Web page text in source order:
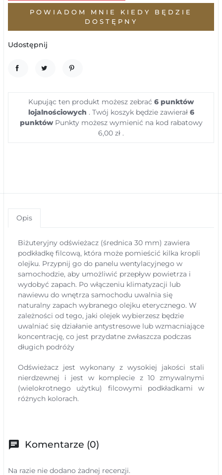
POWIADOM MNIE KIEDY BĘDZIE
DOSTĘPNY
Udostępnij
Kupując ten produkt możesz zebrać 6 punktów
lojalnościowych . Twój koszyk będzie zawierał 6
punktówPunkty możesz wymienić na kod rabatowy
6,00 zł .
Opis
Biżuteryjny odświeżacz (średnica 30 mm) zawiera
podkładkę filcową, która może pomieścić kilka kropli
olejku. Przypnij go do panelu wentylacyjnego w
samochodzie, aby umożliwić przepływ powietrza i
wydobyć zapach. Po włączeniu klimatyzacji lub
nawiewu do wnętrza samochodu uwalnia się
naturalny zapach wybranego olejku eterycznego. W
zależności od tego, jaki olejek wybierzesz będzie
uwalniać się działanie antystresowe lub wzmacniające
koncentrację, co jest przydatne zwłaszcza podczas
długich podróży
Odświeżacz jest wykonany z wysokiej jakości stali
nierdzewnej i jest w komplecie z 10 zmywalnymi
(wielokrotnego użytku) filcowymi podkładkami w
różnych kolorach.
chat Komentarze (0)
Na razie nie dodano żadnej recenzji.